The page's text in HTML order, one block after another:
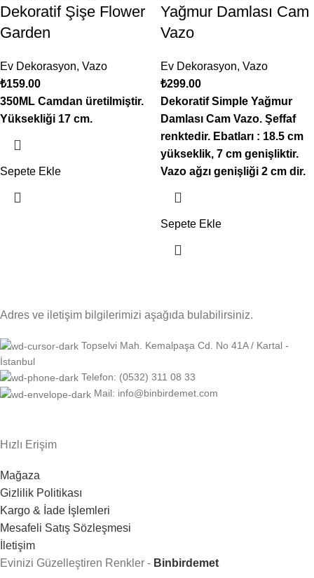
Dekoratif Şişe Flower
Garden
Ev Dekorasyon, Vazo
₺159.00
350ML Camdan üretilmiştir.
Yüksekliği 17 cm.
Sepete Ekle
Yağmur Damlası Cam
Vazo
Ev Dekorasyon, Vazo
₺299.00
Dekoratif Simple Yağmur
Damlası Cam Vazo. Şeffaf
renktedir. Ebatları : 18.5 cm
yükseklik, 7 cm genişliktir.
Vazo ağzı genişliği 2 cm dir.
Sepete Ekle
Adres ve iletişim bilgilerimizi aşağıda bulabilirsiniz.
Topselvi Mah. Kemalpaşa Cd. No 41A / Kartal -
İstanbul
Telefon: (0532) 311 08 33
Mail: info@binbirdemet.com
Hızlı Erişim
Mağaza
Gizlilik Politikası
Kargo & İade İşlemleri
Mesafeli Satış Sözleşmesi
İletişim
Evinizi Güzelleştiren Renkler - Binbirdemet